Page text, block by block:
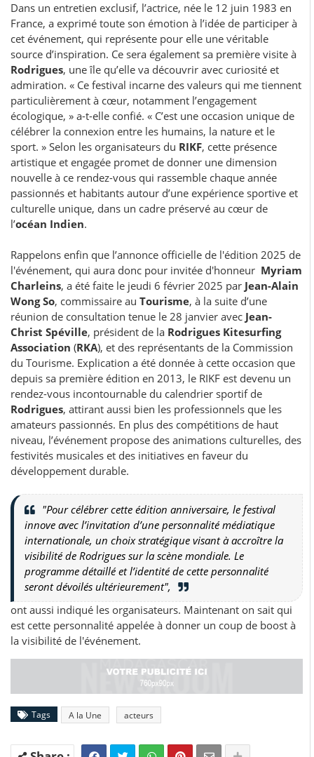
Dans un entretien exclusif, l’actrice, née le 12 juin 1983 en
France, a exprimé toute son émotion à l’idée de participer à
cet événement, qui représente pour elle une véritable
source d’inspiration. Ce sera également sa première visite à
Rodrigues, une île qu’elle va découvrir avec curiosité et
admiration. « Ce festival incarne des valeurs qui me tiennent
particulièrement à cœur, notamment l’engagement
écologique, » a-t-elle confié. « C’est une occasion unique de
célébrer la connexion entre les humains, la nature et le
sport. » Selon les organisateurs du RIKF, cette présence
artistique et engagée promet de donner une dimension
nouvelle à ce rendez-vous qui rassemble chaque année
passionnés et habitants autour d’une expérience sportive et
culturelle unique, dans un cadre préservé au cœur de
l’océan Indien.
Rappelons enfin que l’annonce officielle de l'édition 2025 de
l'événement, qui aura donc pour invitée d'honneur Myriam
Charleins, a été faite le jeudi 6 février 2025 par Jean-Alain
Wong So, commissaire au Tourisme, à la suite d’une
réunion de consultation tenue le 28 janvier avec Jean-
Christ Spéville, président de la Rodrigues Kitesurfing
Association (RKA), et des représentants de la Commission
du Tourisme. Explication a été donnée à cette occasion que
depuis sa première édition en 2013, le RIKF est devenu un
rendez-vous incontournable du calendrier sportif de
Rodrigues, attirant aussi bien les professionnels que les
amateurs passionnés. En plus des compétitions de haut
niveau, l’événement propose des animations culturelles, des
festivités musicales et des initiatives en faveur du
développement durable.
"Pour célébrer cette édition anniversaire, le festival
innove avec l’invitation d’une personnalité médiatique
internationale, un choix stratégique visant à accroître la
visibilité de Rodrigues sur la scène mondiale. Le
programme détaillé et l’identité de cette personnalité
seront dévoilés ultérieurement",
ont aussi indiqué les organisateurs. Maintenant on sait qui
est cette personnalité appelée à donner un coup de boost à
la visibilité de l'événement.
Tags A la Une acteurs